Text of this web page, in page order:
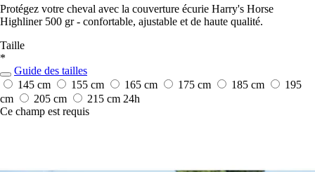
Protégez votre cheval avec la couverture écurie Harry's Horse
Highliner 500 gr - confortable, ajustable et de haute qualité.
Taille
*
Guide des tailles
145 cm
155 cm 165 cm 175 cm 185 cm
195
cm
205 cm 215 cm 24h
Ce champ est requis